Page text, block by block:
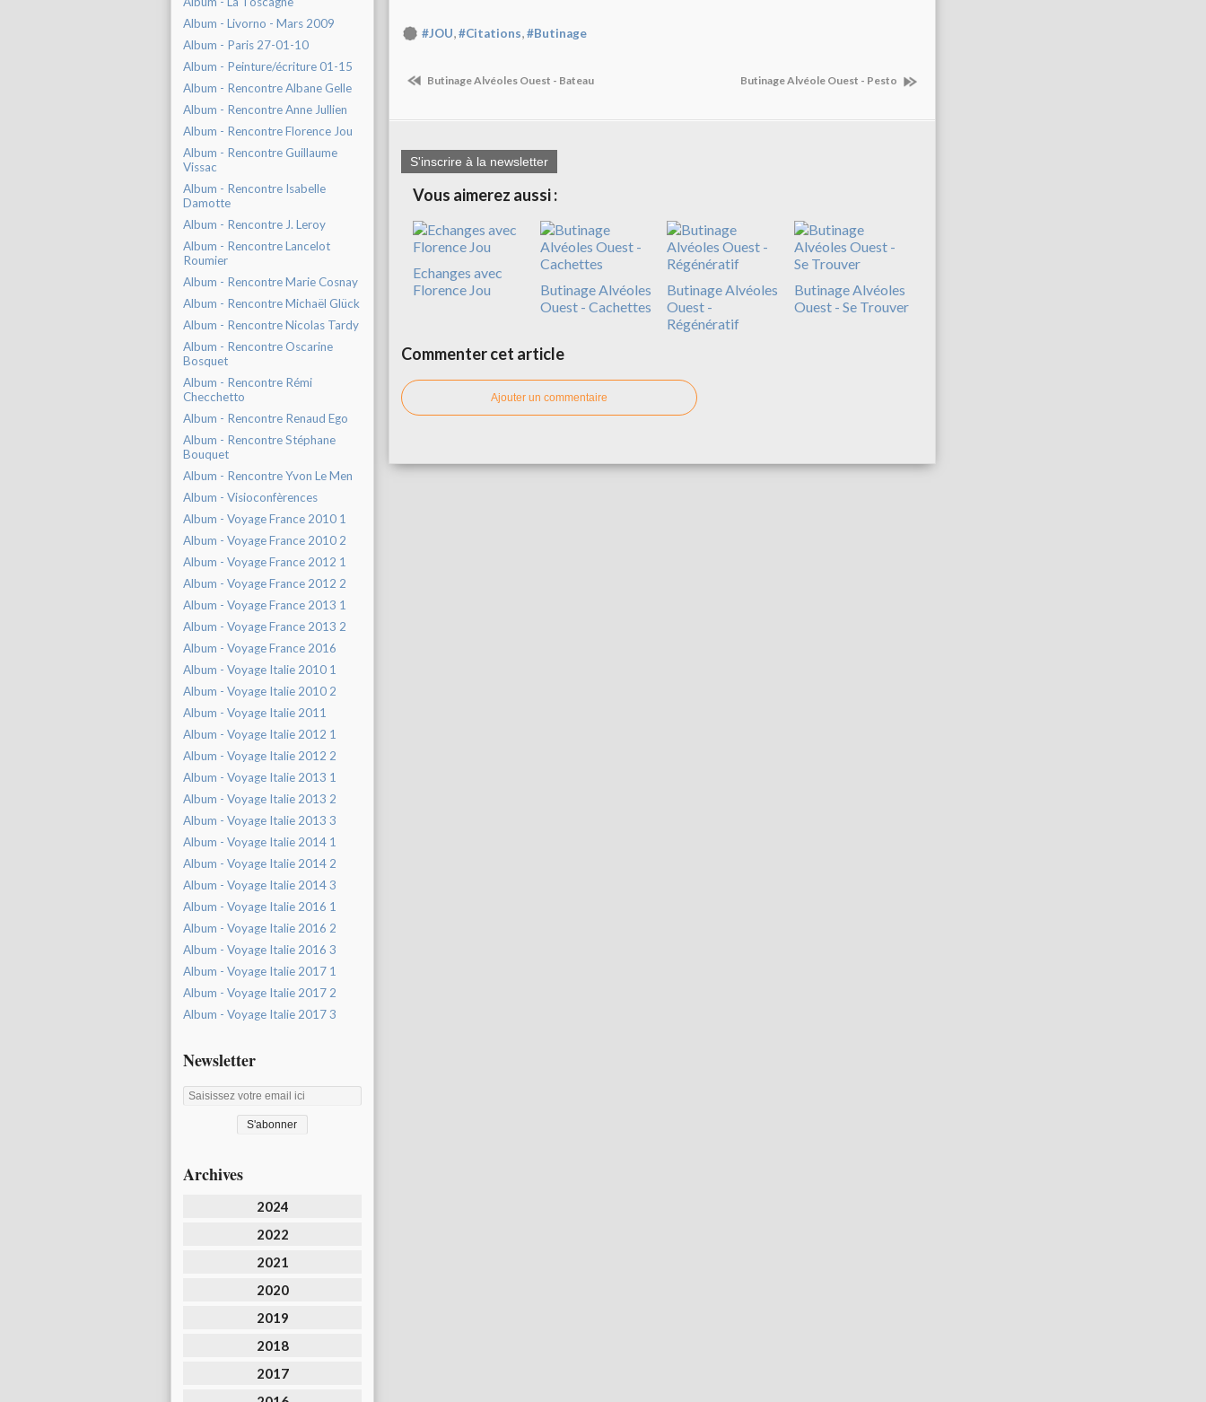
Album - Livorno - Mars 2009
Album - Paris 27-01-10
Album - Peinture/écriture 01-15
Album - Rencontre Albane Gelle
Album - Rencontre Anne Jullien
Album - Rencontre Florence Jou
Album - Rencontre Guillaume
Vissac
Album - Rencontre Isabelle
Damotte
Album - Rencontre J. Leroy
Album - Rencontre Lancelot
Roumier
Album - Rencontre Marie Cosnay
Album - Rencontre Michaël Glück
Album - Rencontre Nicolas Tardy
Album - Rencontre Oscarine
Bosquet
Album - Rencontre Rémi
Checchetto
Album - Rencontre Renaud Ego
Album - Rencontre Stéphane
Bouquet
Album - Rencontre Yvon Le Men
Album - Visioconfèrences
Album - Voyage France 2010 1
Album - Voyage France 2010 2
Album - Voyage France 2012 1
Album - Voyage France 2012 2
Album - Voyage France 2013 1
Album - Voyage France 2013 2
Album - Voyage France 2016
Album - Voyage Italie 2010 1
Album - Voyage Italie 2010 2
Album - Voyage Italie 2011
Album - Voyage Italie 2012 1
Album - Voyage Italie 2012 2
Album - Voyage Italie 2013 1
Album - Voyage Italie 2013 2
Album - Voyage Italie 2013 3
Album - Voyage Italie 2014 1
Album - Voyage Italie 2014 2
Album - Voyage Italie 2014 3
Album - Voyage Italie 2016 1
Album - Voyage Italie 2016 2
Album - Voyage Italie 2016 3
Album - Voyage Italie 2017 1
Album - Voyage Italie 2017 2
Album - Voyage Italie 2017 3
Newsletter
Archives
2024
2022
2021
2020
2019
2018
2017
#JOU,#Citations,#Butinage
Butinage Alvéoles Ouest - Bateau Butinage Alvéole Ouest - Pesto
S'inscrire à la newsletter
Vous aimerez aussi :
Echanges avec
Florence Jou
Butinage Alvéoles
Ouest - Cachettes
Butinage Alvéoles
Ouest -
Régénératif
Butinage Alvéoles
Ouest - Se Trouver
Commenter cet article
Ajouter un commentaire